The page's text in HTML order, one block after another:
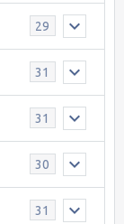
29
31
31
30
31